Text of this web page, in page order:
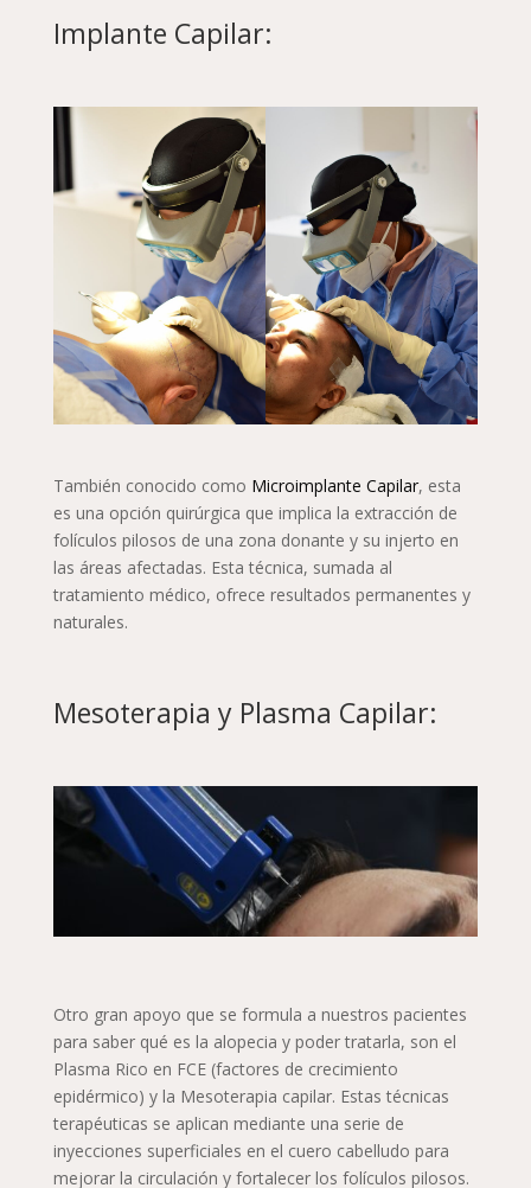
Implante Capilar:
También conocido como Microimplante Capilar, esta
es una opción quirúrgica que implica la extracción de
folículos pilosos de una zona donante y su injerto en
las áreas afectadas. Esta técnica, sumada al
tratamiento médico, ofrece resultados permanentes y
naturales.
Mesoterapia y Plasma Capilar:
Otro gran apoyo que se formula a nuestros pacientes
para saber qué es la alopecia y poder tratarla, son el
Plasma Rico en FCE (factores de crecimiento
epidérmico) y la Mesoterapia capilar. Estas técnicas
terapéuticas se aplican mediante una serie de
inyecciones superficiales en el cuero cabelludo para
mejorar la circulación y fortalecer los folículos pilosos.